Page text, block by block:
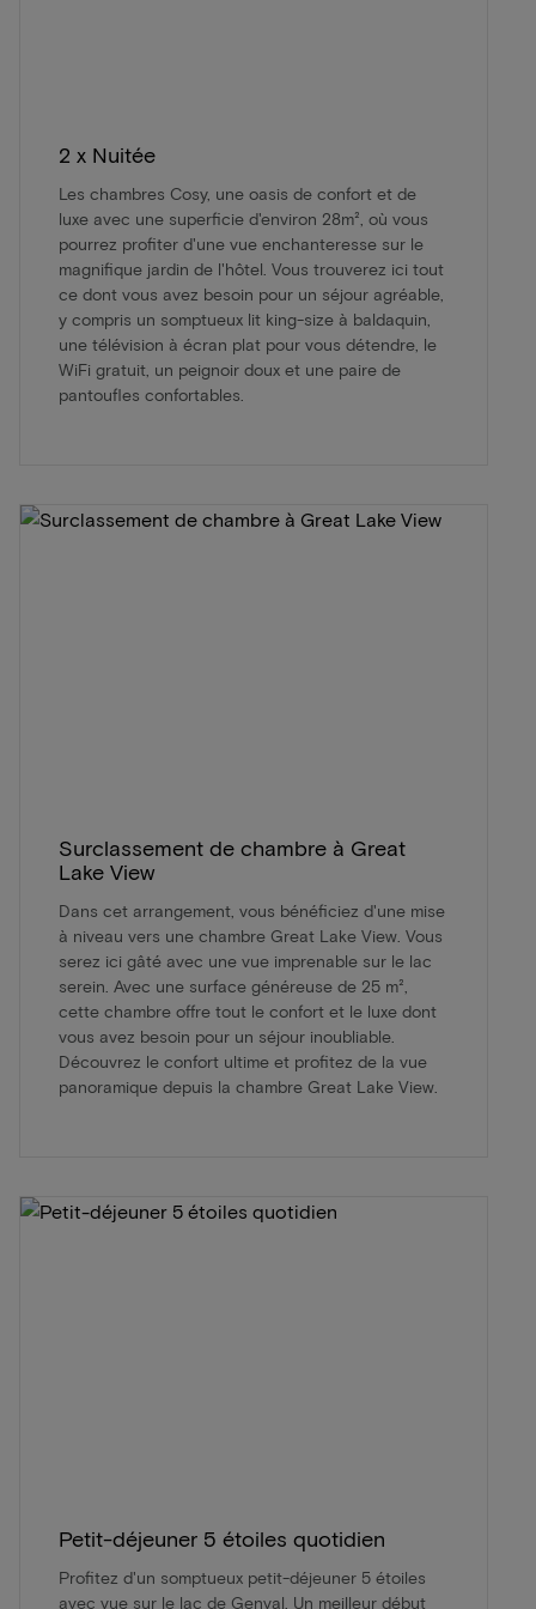
2 x Nuitée
Les chambres Cosy, une oasis de confort et de
luxe avec une superficie d'environ 28m², où vous
pourrez profiter d'une vue enchanteresse sur le
magnifique jardin de l'hôtel. Vous trouverez ici tout
ce dont vous avez besoin pour un séjour agréable,
y compris un somptueux lit king-size à baldaquin,
une télévision à écran plat pour vous détendre, le
WiFi gratuit, un peignoir doux et une paire de
pantoufles confortables.
Surclassement de chambre à Great
Lake View
Dans cet arrangement, vous bénéficiez d'une mise
à niveau vers une chambre Great Lake View. Vous
serez ici gâté avec une vue imprenable sur le lac
serein. Avec une surface généreuse de 25 m²,
cette chambre offre tout le confort et le luxe dont
vous avez besoin pour un séjour inoubliable.
Découvrez le confort ultime et profitez de la vue
panoramique depuis la chambre Great Lake View.
Petit-déjeuner 5 étoiles quotidien
Profitez d'un somptueux petit-déjeuner 5 étoiles
avec vue sur le lac de Genval. Un meilleur début